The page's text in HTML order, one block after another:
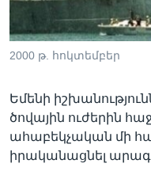
Լեզուներ
2000 թ. հոկտեմբեր
Եմենի
ծովային ուժերին
ահաբեկչական մի
իրականացնել